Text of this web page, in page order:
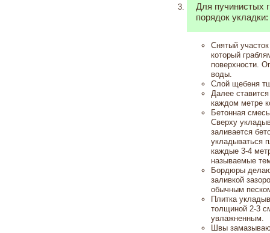
Для пучинистых
порядок укладки:
Снятый
который
поверхности.
воды.
Слой щебеня
Далее
каждом метре
Бетонная
Сверху
заливается
укладываться
каждые 3-4
называемые
Бордюры
заливкой
обычным
Плитка
толщиной 2-3
увлажненным.
Швы